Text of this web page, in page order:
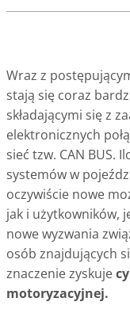
Wraz z
stają się coraz
składającymi się z
elektronicznych
sieć tzw. CAN BUS.
systemów w
oczywiście nowe
jak i użytkowników,
nowe wyzwania
osób znajdujących
znaczenie zyskuje
motoryzacyjnej.